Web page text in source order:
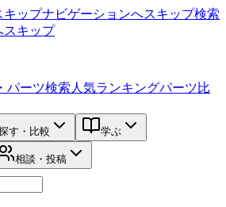
キップナビゲーションへスキップ検索
スキップ
パーツ検索 人気ランキングパーツ比
す・比較 学ぶ
相談・投稿